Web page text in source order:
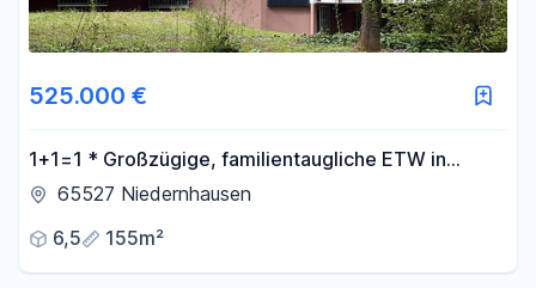
525.000 €
1+1=1 * Großzügige, familientaugliche ETW in
ruhiger und dennoch zentraler Lage * in
65527 Niedernhausen
6,5
155m²